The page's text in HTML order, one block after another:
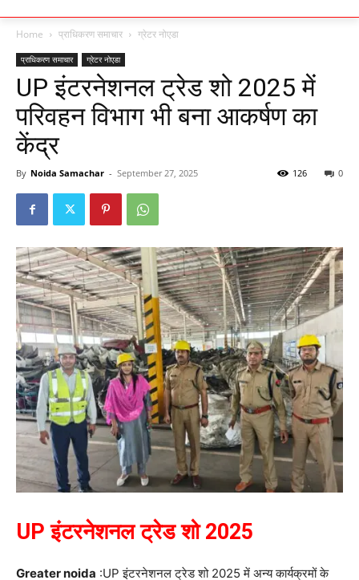
Home प्राधिकरण समाचार ग्रेटर नोएडा
प्राधिकरण समाचार ग्रेटर नोएडा
UP इंटरनेशनल ट्रेड शो 2025 में
परिवहन विभाग भी बना आकर्षण का
केंद्र
By Noida Samachar - September 27, 2025 0
126
UP इंटरनेशनल ट्रेड शो 2025
Greater noida :UP इंटरनेशनल ट्रेड शो 2025 में अन्य कार्यक्रमों के